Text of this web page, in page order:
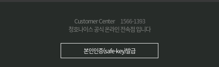
Customer Center
1566-1393
청호나이스 공식 온라인 전속점 입니다
본인인증(safe-key)발급